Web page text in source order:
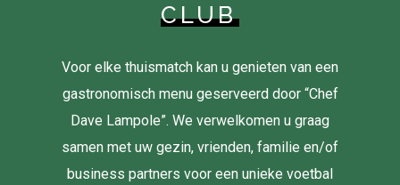
CLUB
Voor elke thuismatch kan u genieten van een
gastronomisch menu geserveerd door “Chef
Dave Lampole”. We verwelkomen u graag
samen met uw gezin, vrienden, familie en/of
business partners voor een unieke voetbal